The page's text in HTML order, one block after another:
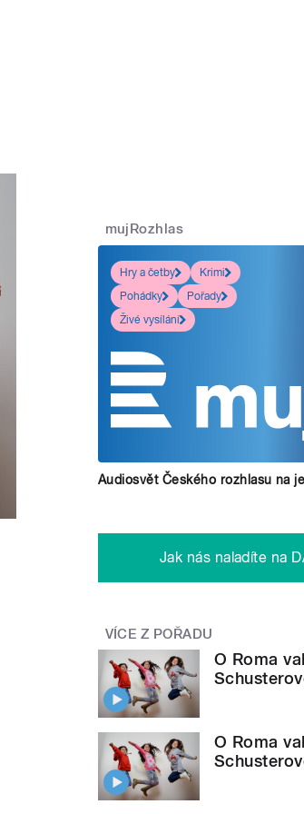
mujRozhlas
Hry a četby
Krimi
Pohádky
Pořady
Živé vysílání
Audiosvět Českého rozhlasu na
Jak nás naladíte na
VÍCE Z POŘADU
O Roma
O Roma